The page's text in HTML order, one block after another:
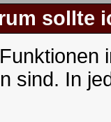
sollte
sind. In